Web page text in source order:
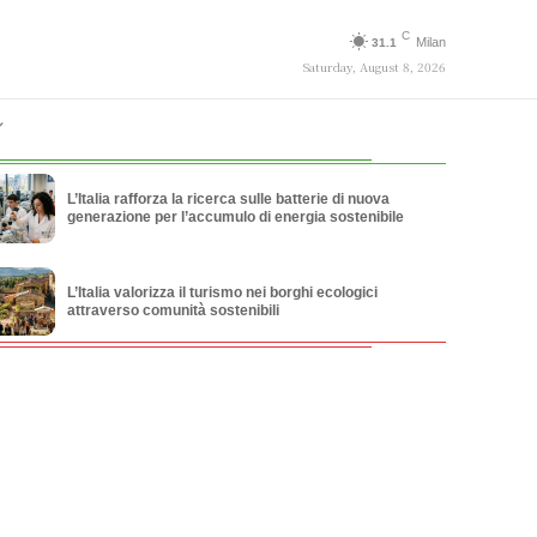
31.1
C Milan
Saturday, August 8, 2026
L’Italia rafforza la ricerca sulle batterie di nuova
generazione per l’accumulo di energia sostenibile
L’Italia valorizza il turismo nei borghi ecologici
attraverso comunità sostenibili